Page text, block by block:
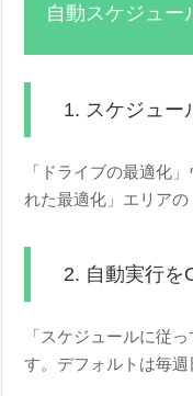
自動スケジュー
1. スケジュー
「ドライブの最適化
れた最適化」エリアの
2. 自動実行を
「スケジュールに従
す。デフォルトは毎週